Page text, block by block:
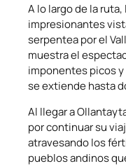
A lo largo de la
impresionantes
serpentea por el
muestra el
imponentes picos
se extiende hasta
Al llegar a
por continuar su
atravesando los
pueblos andinos